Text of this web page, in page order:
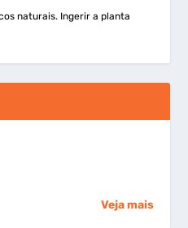
naturais. Ingerir a planta
Veja mais